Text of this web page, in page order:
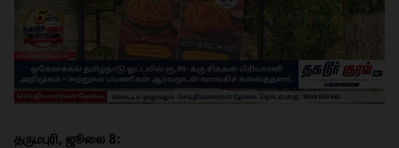
தருமபுரி, ஜூலை 8: